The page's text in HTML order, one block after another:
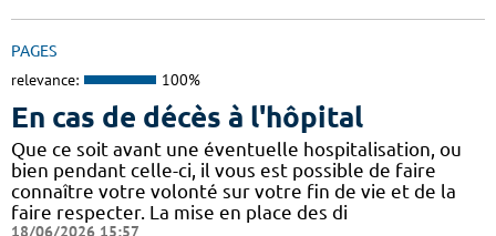
PAGES
relevance: 100%
En cas de décès à l'hôpital
Que ce soit avant une éventuelle hospitalisation, ou
bien pendant celle-ci, il vous est possible de faire
connaître votre volonté sur votre fin de vie et de la
faire respecter. La mise en place des di
18/06/2026 15:57